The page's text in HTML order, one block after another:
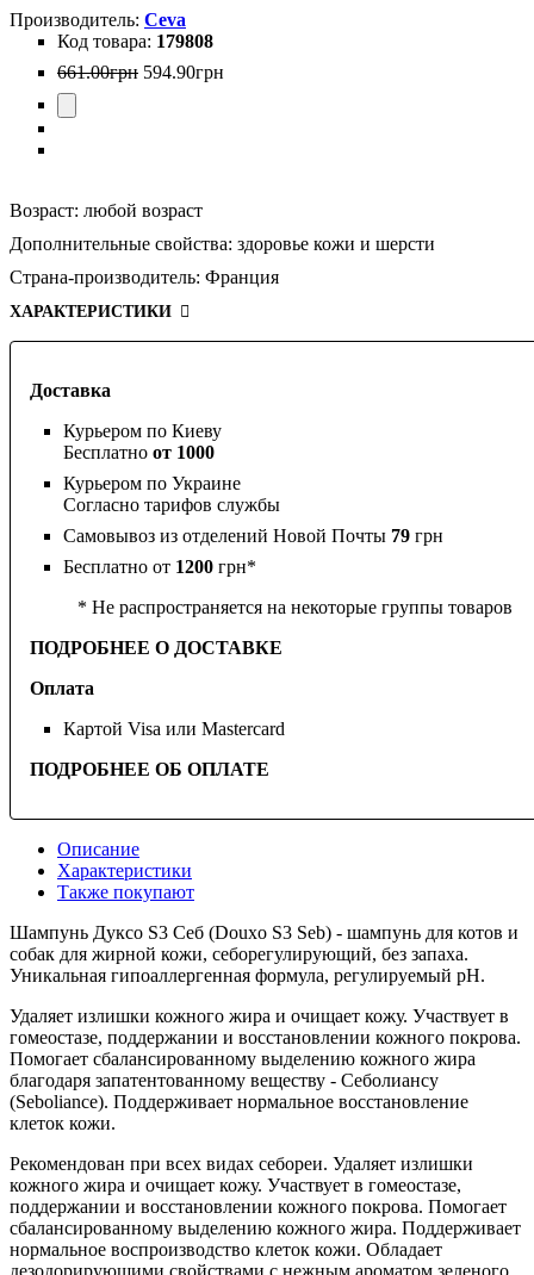
Доставка
Курьером по Киеву
Бесплатно от 1000
Курьером по Украине
Согласно тарифов службы
Самовывоз из отделений Новой Почты 79 грн
Бесплатно от 1200 грн*
* Не распространяется на некоторые группы товаров
ПОДРОБНЕЕ О ДОСТАВКЕ
Оплата
Картой Visa или Mastercard
ПОДРОБНЕЕ ОБ ОПЛАТЕ
Ceva
179808
661.00грн 594.90грн
Возраст: любой возраст
Дополнительные свойства: здоровье кожи и шерсти
Страна-производитель: Франция
ХАРАКТЕРИСТИКИ
Описание
Характеристики
Также покупают
Шампунь Дуксо S3 Себ (Douxo S3 Seb) - шампунь для котов и
собак для жирной кожи, себорегулирующий, без запаха.
Уникальная гипоаллергенная формула, регулируемый рН.
Удаляет излишки кожного жира и очищает кожу. Участвует в
гомеостазе, поддержании и восстановлении кожного покрова.
Помогает сбалансированному выделению кожного жира
благодаря запатентованному веществу - Себолиансу
(Seboliance). Поддерживает нормальное восстановление
клеток кожи.
Рекомендован при всех видах себореи. Удаляет излишки
кожного жира и очищает кожу. Участвует в гомеостазе,
поддержании и восстановлении кожного покрова. Помогает
сбалансированному выделению кожного жира. Поддерживает
нормальное воспроизводство клеток кожи. Обладает
дезодорирующими свойствами с нежным ароматом зеленого